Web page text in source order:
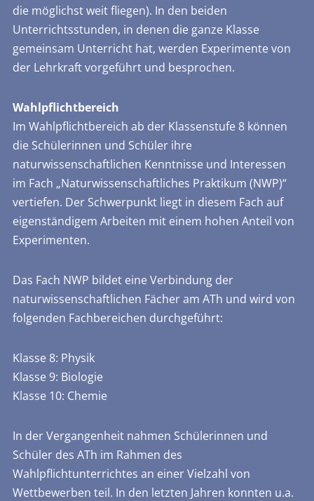
die möglichst weit fliegen). In den beiden
Unterrichtsstunden, in denen die ganze Klasse
gemeinsam Unterricht hat, werden Experimente von
der Lehrkraft vorgeführt und besprochen.
Wahlpflichtbereich
Im Wahlpflichtbereich ab der Klassenstufe 8 können
die Schülerinnen und Schüler ihre
naturwissenschaftlichen Kenntnisse und Interessen
im Fach „Naturwissenschaftliches Praktikum (NWP)“
vertiefen. Der Schwerpunkt liegt in diesem Fach auf
eigenständigem Arbeiten mit einem hohen Anteil von
Experimenten.
Das Fach NWP bildet eine Verbindung der
naturwissenschaftlichen Fächer am ATh und wird von
folgenden Fachbereichen durchgeführt:
Klasse 8: Physik
Klasse 9: Biologie
Klasse 10: Chemie
In der Vergangenheit nahmen Schülerinnen und
Schüler des ATh im Rahmen des
Wahlpflichtunterrichtes an einer Vielzahl von
Wettbewerben teil. In den letzten Jahren konnten u.a.